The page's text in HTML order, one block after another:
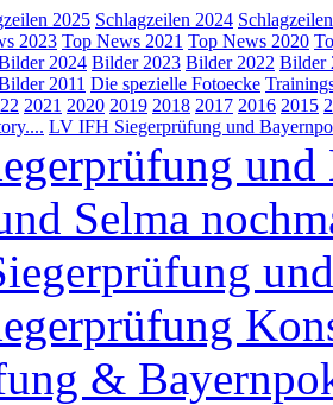
2025 Schlagzeilen 2024
2023 Top News 2021 Top News 2020
2024 Bilder 2023 Bilder 2022 Bilder
2011 Die spezielle Fotoecke
2021 2020 2019 2018 2017 2016 2015
LV IFH Siegerprüfung und
Selma
&